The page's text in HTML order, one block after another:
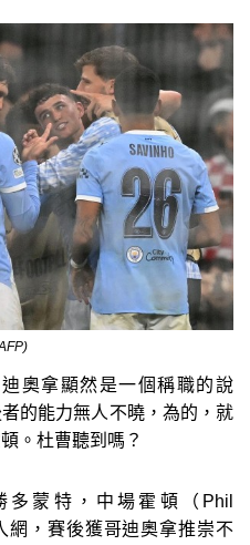
迪奧拿顯然是一個稱職的說
的能力無人不曉，為的，就
。杜曹聽到嗎？
蒙特，中場霍頓（Phil
網，賽後獲哥迪奧拿推崇不